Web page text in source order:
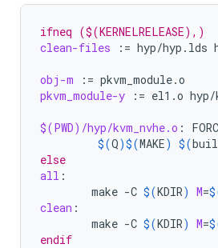
ifneq ($(KERNELRELEASE),)
clean-files
:= hyp/hyp.lds
obj-m :=
pkvm_module-y
:= el1.o hyp/
$(PWD)/hyp/kvm_nvhe.o :
$(Q)$(MAKE) $(
else
all :
make -C $(KDIR) M=
clean :
make -C $(KDIR) M=
endif